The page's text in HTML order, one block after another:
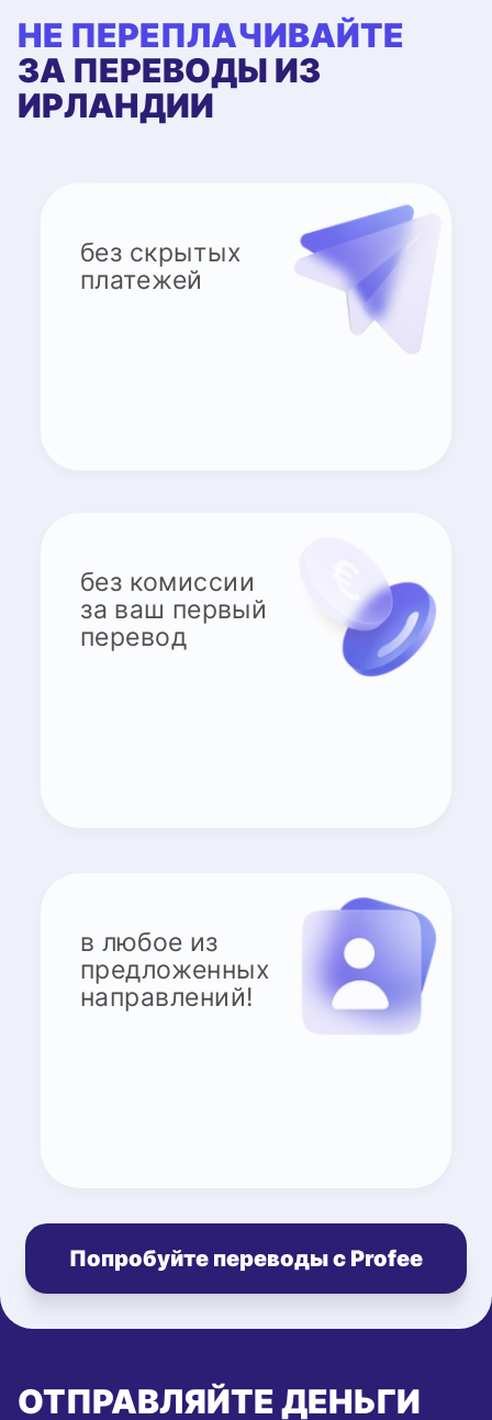
НЕ ПЕРЕПЛАЧИВАЙТЕ
ЗА ПЕРЕВОДЫ ИЗ
ИРЛАНДИИ
без скрытых
платежей
без комиссии
за ваш первый
перевод
в любое из
предложенных
направлений!
Попробуйте переводы с Profee
ОТПРАВЛЯЙТЕ ДЕНЬГИ